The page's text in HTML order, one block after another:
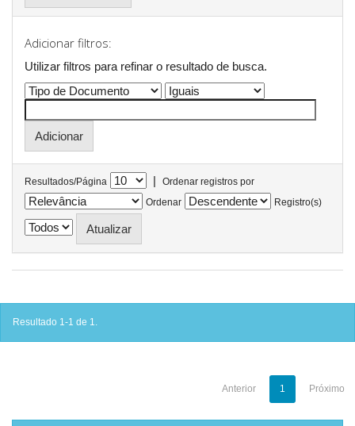
Adicionar filtros:
Utilizar filtros para refinar o resultado de busca.
Resultados/Página |
Ordenar registros por
Ordenar
Registro(s)
Resultado 1-1 de 1.
Anterior 1 Próximo